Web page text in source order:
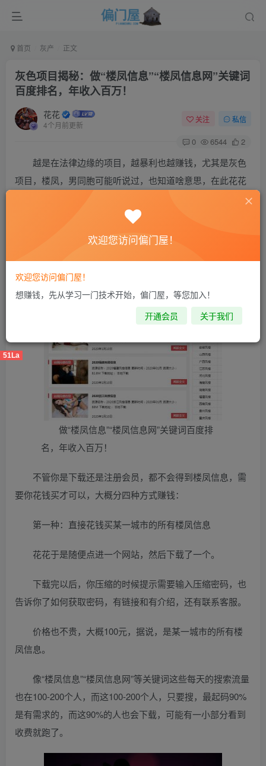
首页 灰产 正文
灰色项目揭秘：做“楼凤信息”“楼凤信息网”关键词
百度排名，年收入百万！
花花
4个月前更新
关注 私信
0 6544 2
越是在法律边缘的项目，越暴利也越赚钱，尤其是灰色
项目，楼凤，男同胞可能听说过，也知道啥意思，在此花花
就不解释了，但是，你知道有人靠做“楼凤信息”“楼凤信息网”
关键词百度排名，年收入百万吗？下面，花花就简单说一下
百度搜“楼凤信息”“楼凤信息网”等关键词，会出现很多这
样的网站，点进去以后，你会看到全国的楼凤信息，并且提
示你需要楼凤信息”就要下载或者注册会员。
做“楼凤信息”“楼凤信息网”关键词百度排
名，年收入百万！
不管你是下载还是注册会员，都不会得到楼凤信息，需
要你花钱买才可以，大概分四种方式赚钱：
第一种：直接花钱买某一城市的所有楼凤信息
花花于是随便点进一个网站，然后下载了一个。
下载完以后，你压缩的时候提示需要输入压缩密码，也
告诉你了如何获取密码，有链接和有介绍，还有联系客服。
价格也不贵，大概100元，据说，是某一城市的所有楼
凤信息。
像“楼凤信息”“楼凤信息网”等关键词这些每天的搜索流量
也在100-200个人，而这100-200个人，只要搜，最起码90%
是有需求的，而这90%的人也会下载，可能有一小部分看到
收费就跑了。
欢迎您访问偏门屋！
欢迎您访问偏门屋！
想赚钱，先从学习一门技术开始，偏门屋，等您加入！
开通会员
关于我们
51La